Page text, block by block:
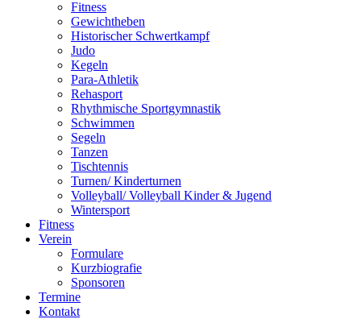
Fitness
Gewichtheben
Historischer Schwertkampf
Judo
Kegeln
Para-Athletik
Rehasport
Rhythmische Sportgymnastik
Schwimmen
Segeln
Tanzen
Tischtennis
Turnen/ Kinderturnen
Volleyball/ Volleyball Kinder & Jugend
Wintersport
Fitness
Verein
Formulare
Kurzbiografie
Sponsoren
Termine
Kontakt